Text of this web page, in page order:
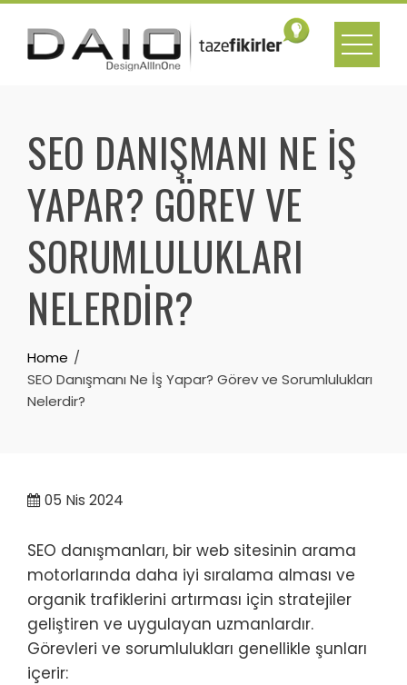
Skip
content
SEO DANIŞMANI NE İŞ
YAPAR? GÖREV VE
SORUMLULUKLARI
NELERDIR?
Home
SEO Danışmanı Ne İş Yapar? Görev ve Sorumlulukları
Nelerdir?
05 Nis 2024
SEO danışmanları, bir web sitesinin arama
motorlarında daha iyi sıralama alması ve
organik trafiklerini artırması için stratejiler
geliştiren ve uygulayan uzmanlardır.
Görevleri ve sorumlulukları genellikle şunları
içerir: